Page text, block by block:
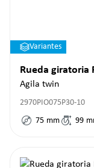
Variantes
Rueda giratoria
Agila twin
2970PIO075P30-10
75 mm 99